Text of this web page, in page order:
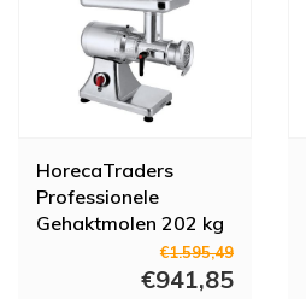
HorecaTraders
Professionele
Gehaktmolen 202 kg
€1.595,49
€941,85